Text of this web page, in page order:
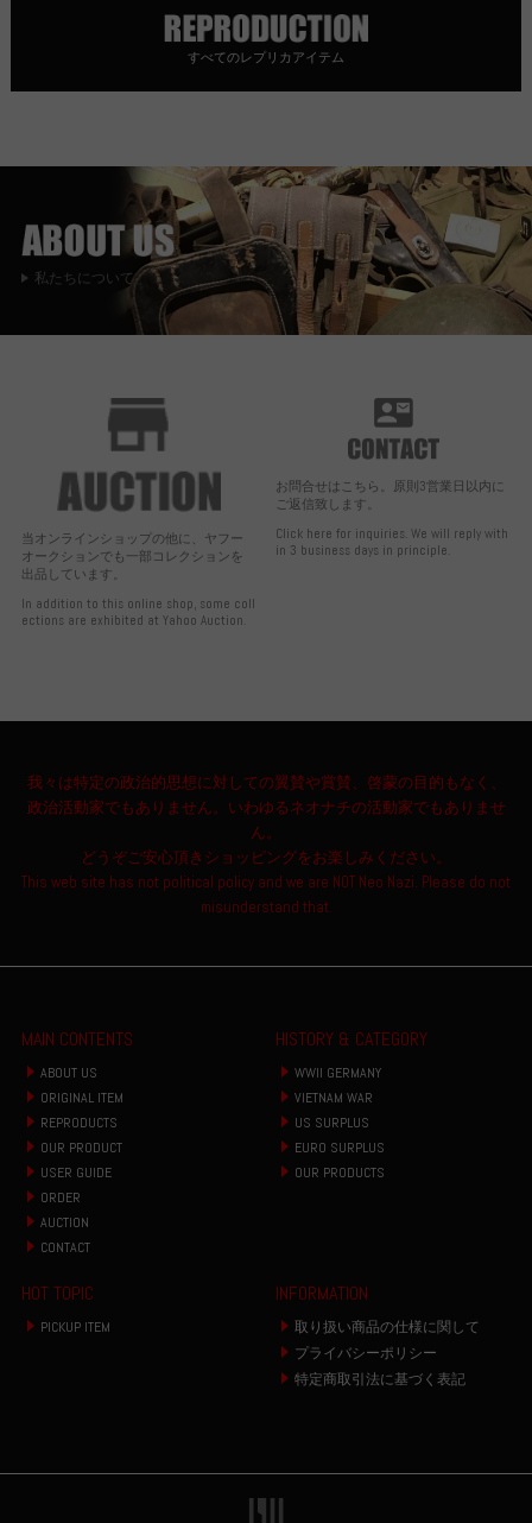
すべてのレプリカアイテム
私たちについて
当オンラインショップの他に、ヤフー
オークションでも一部コレクションを
出品しています。
In addition to this online shop, some coll
ections are exhibited at Yahoo Auction.
お問合せはこちら。原則3営業日以内に
ご返信致します。
Click here for inquiries. We will reply with
in 3 business days in principle.
我々は特定の政治的思想に対しての翼賛や賞賛、啓蒙の目的もなく、
政治活動家でもありません。いわゆるネオナチの活動家でもありませ
ん。
どうぞご安心頂きショッピングをお楽しみください。
This web site has not political policy and we are NOT Neo Nazi. Please do not
misunderstand that.
MAIN CONTENTS
ABOUT US
ORIGINAL ITEM
REPRODUCTS
OUR PRODUCT
USER GUIDE
ORDER
AUCTION
CONTACT
HISTORY & CATEGORY
WWII GERMANY
VIETNAM WAR
US SURPLUS
EURO SURPLUS
OUR PRODUCTS
HOT TOPIC
PICKUP ITEM
INFORMATION
取り扱い商品の仕様に関して
プライバシーポリシー
特定商取引法に基づく表記